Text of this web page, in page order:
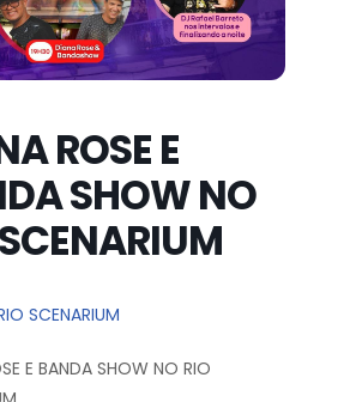
ROSE E
SHOW NO
SCENARIUM
E BANDA SHOW NO RIO